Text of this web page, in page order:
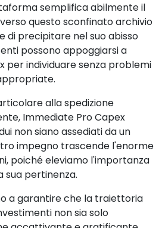
semplifica abilmente il
questo sconfinato archivio
di precipitare nel suo abisso
possono appoggiarsi a
per individuare senza problemi
alla spedizione
Immediate Pro Capex
non siano assediati da un
impegno trascende l'enorme
poiché eleviamo l'importanza
sua pertinenza.
a garantire che la traiettoria
non sia solo